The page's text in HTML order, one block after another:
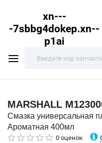
xn---
-7sbbg4dokep.xn--
p1ai
MARSHALL
Смазка универсальная
Ароматная 400мл
0 оценок